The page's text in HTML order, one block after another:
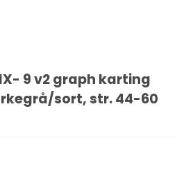
9 v2 graph karting
sort, str. 44-60